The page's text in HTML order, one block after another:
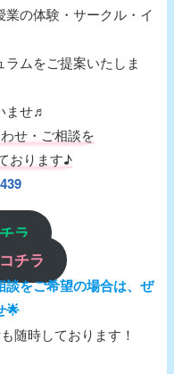
の体験・サークル・イ
ムをご提案いたしま
ませ♬
せ・ご相談を
おります♪
ラ
チラ
をご希望の場合は、ぜ
🌟
随時しております！